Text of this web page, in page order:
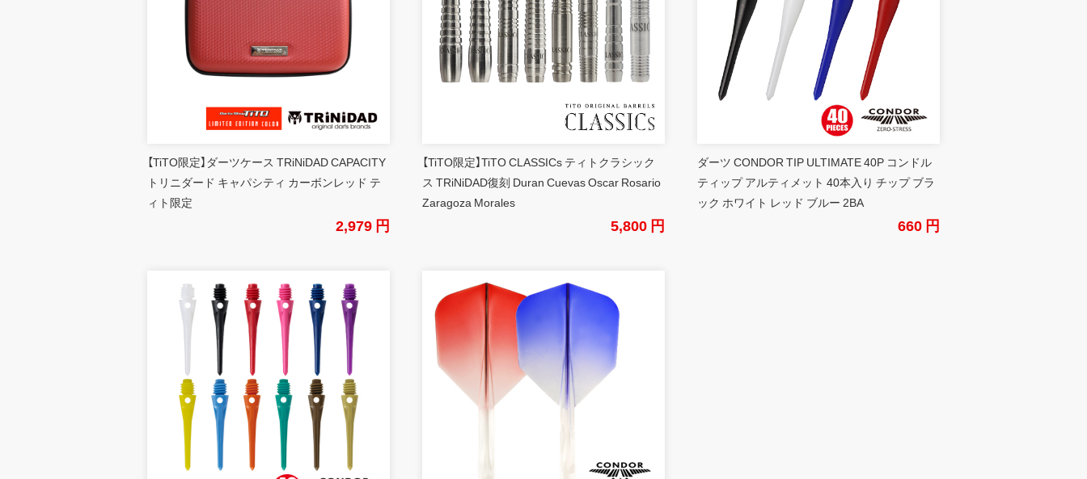
【TiTO限定】ダーツケース TRiNiDAD CAPACITY
トリニダード キャパシティ カーボンレッド テ
ィト限定
2,979 円
【TiTO限定】TiTO CLASSICs ティトクラシック
ス TRiNiDAD復刻 Duran Cuevas Oscar Rosario
Zaragoza Morales
5,800 円
ダーツ CONDOR TIP ULTIMATE 40P コンドル
ティップ アルティメット 40本入り チップ ブラ
ック ホワイト レッド ブルー 2BA
660 円